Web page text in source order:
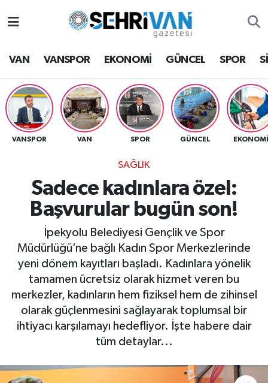
VAN VANSPOR EKONOMİ GÜNCEL SPOR
VANSPOR VAN SPOR GÜNCEL EKONOMİ
SAĞLIK
Sadece kadınlara özel:
Başvurular bugün son!
İpekyolu Belediyesi Gençlik ve Spor
Müdürlüğü’ne bağlı Kadın Spor Merkezlerinde
yeni dönem kayıtları başladı. Kadınlara yönelik
tamamen ücretsiz olarak hizmet veren bu
merkezler, kadınların hem fiziksel hem de zihinsel
olarak güçlenmesini sağlayarak toplumsal bir
ihtiyacı karşılamayı hedefliyor. İşte habere dair
tüm detaylar...
Van Hava Durumu
VAN Namaz Vakitleri
Van Trafik Yoğunluk Haritası
Süper Lig Puan Durumu ve Fikstür
Tüm Manşetler
Son Dakika Haberleri
Haber Arşivi